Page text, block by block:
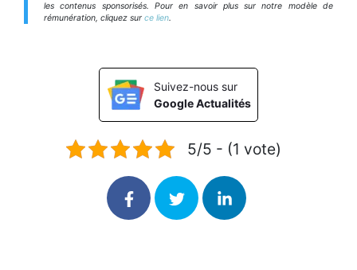
les contenus sponsorisés. Pour en savoir plus sur notre modèle de
rémunération, cliquez sur ce lien.
Suivez-nous sur
Google Actualités
5/5 - (1 vote)